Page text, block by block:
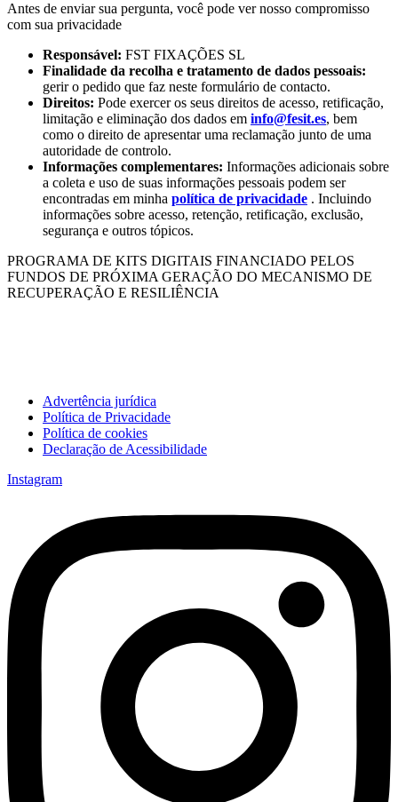
Antes de enviar sua pergunta, você pode ver nosso compromisso
com sua privacidade
Responsável: FST FIXAÇÕES SL
Finalidade da recolha e tratamento de dados pessoais:
gerir o pedido que faz neste formulário de contacto.
Direitos: Pode exercer os seus direitos de acesso, retificação,
limitação e eliminação dos dados em info@fesit.es, bem
como o direito de apresentar uma reclamação junto de uma
autoridade de controlo.
Informações complementares: Informações adicionais sobre
a coleta e uso de suas informações pessoais podem ser
encontradas em minha política de privacidade . Incluindo
informações sobre acesso, retenção, retificação, exclusão,
segurança e outros tópicos.
PROGRAMA DE KITS DIGITAIS FINANCIADO PELOS
FUNDOS DE PRÓXIMA GERAÇÃO DO MECANISMO DE
RECUPERAÇÃO E RESILIÊNCIA
Advertência jurídica
Política de Privacidade
Política de cookies
Declaração de Acessibilidade
Instagram